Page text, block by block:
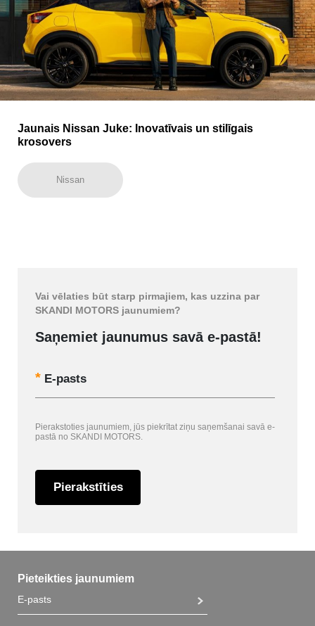
Jaunais Nissan Juke: Inovatīvais un stilīgais
krosovers
Nissan
Vai vēlaties būt starp pirmajiem, kas uzzina par
SKANDI MOTORS jaunumiem?
Saņemiet jaunumus savā e-pastā!
E-pasts
Pierakstoties jaunumiem, jūs piekrītat ziņu saņemšanai savā e-
pastā no SKANDI MOTORS.
Pierakstīties
Pieteikties jaunumiem